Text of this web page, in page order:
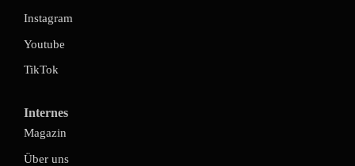
Instagram
Youtube
TikTok
Internes
Magazin
Über uns